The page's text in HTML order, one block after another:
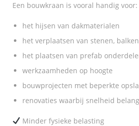
Een bouwkraan is vooral handig voor:
het hijsen van dakmaterialen
het verplaatsen van stenen,
het plaatsen van prefab
werkzaamheden op hoogte
bouwprojecten met beperkte
renovaties waarbij snelheid
Minder fysieke belasting